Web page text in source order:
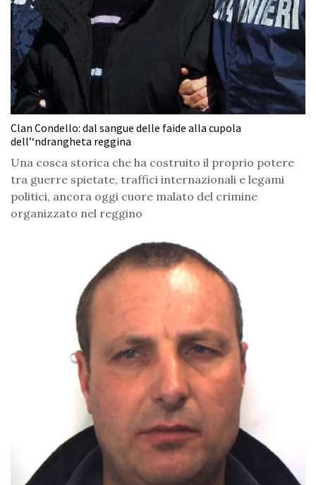
Clan Condello: dal sangue delle faide alla cupola
dell’‘ndrangheta reggina
Una cosca storica che ha costruito il proprio potere
tra guerre spietate, traffici internazionali e legami
politici, ancora oggi cuore malato del crimine
organizzato nel reggino